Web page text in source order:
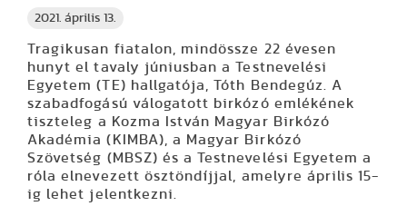
2021. április 13.
Tragikusan fiatalon, mindössze 22 évesen
hunyt el tavaly júniusban a Testnevelési
Egyetem (TE) hallgatója, Tóth Bendegúz. A
szabadfogású válogatott birkózó emlékének
tiszteleg a Kozma István Magyar Birkózó
Akadémia (KIMBA), a Magyar Birkózó
Szövetség (MBSZ) és a Testnevelési Egyetem a
róla elnevezett ösztöndíjjal, amelyre április 15-
ig lehet jelentkezni.